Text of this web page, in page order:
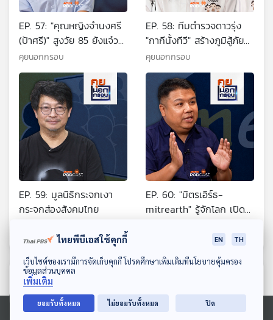
ดาวน์โหลด Thai PBS Podcast Application
EP. 57: "คุณหญิงจำนงศรี
(ป้าศรี)" สูงวัย 85 ยังแจ๋ว
ใจเป็นสุข
คุยนอกกรอบ
EP. 58: ทีมตำรวจดาวรุ่ง
"กากีนั้งทีวี" สร้างภูมิสู้ภัย
ไซเบอร์
คุยนอกกรอบ
EP. 59: มูลนิธิกระจกเงา
กระจกส่องสังคมไทย
EP. 60: "มิตรเอิร์ธ-
mitrearth" รู้จักโลก เปิด
ตอนที่เกี่ยวข้อง
ไทยพีบีเอสใช้คุกกี้ EN TH
เว็บไซต์ของเรามีการจัดเก็บคุกกี้ โปรดศึกษาเพิ่มเติมที่นโยบายคุ้มครอง
ข้อมูลส่วนบุคคล
เพิ่มเติม
ยอมรับทั้งหมด ไม่ยอมรับทั้งหมด ปิด